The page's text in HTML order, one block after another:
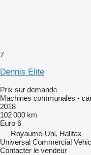
7
Dennis Elite
Prix sur demande
Machines communales -
2018
102 000 km
Euro 6
Royaume-Uni, Halifax
Universal Commercial
Contacter le vendeur